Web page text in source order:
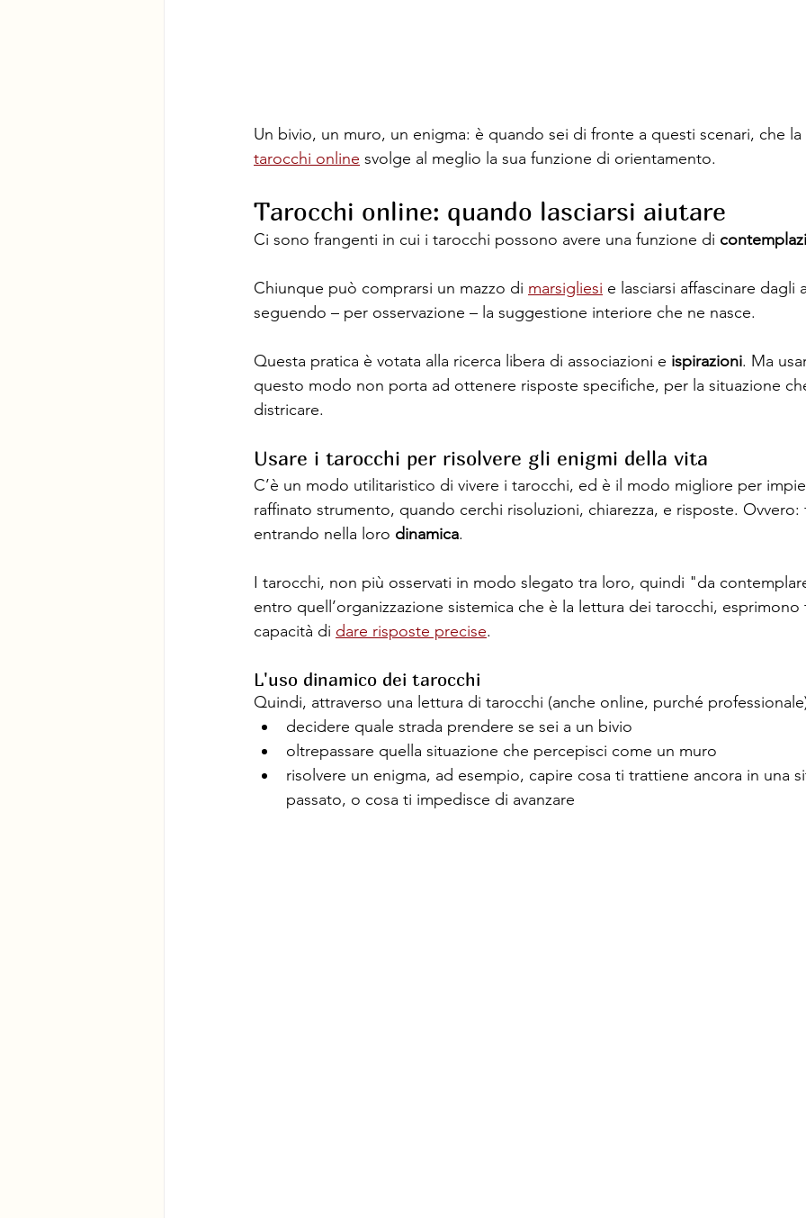
Un bivio, un muro, un enigma: è quando sei di fronte a questi scenari, che la
tarocchi online svolge al meglio la sua funzione di orientamento.
Tarocchi online: quando lasciarsi aiutare
Ci sono frangenti in cui i tarocchi possono avere una funzione di
Chiunque può comprarsi un mazzo di marsigliesi e lasciarsi affascinare dagli
seguendo – per osservazione – la suggestione interiore che ne nasce.
Questa pratica è votata alla ricerca libera di associazioni e ispirazioni. Ma
questo modo non porta ad ottenere risposte specifiche, per la situazione
districare.
Usare i tarocchi per risolvere gli enigmi della vita
C’è un modo utilitaristico di vivere i tarocchi, ed è il modo migliore per
raffinato strumento, quando cerchi risoluzioni, chiarezza, e risposte.
entrando nella loro dinamica.
I tarocchi, non più osservati in modo slegato tra loro, quindi "da
entro quell’organizzazione sistemica che è la lettura dei tarocchi,
capacità di dare risposte precise.
L'uso dinamico dei tarocchi
Quindi, attraverso una lettura di tarocchi (anche online, purché
decidere quale strada prendere se sei a un bivio
oltrepassare quella situazione che percepisci come un muro
risolvere un enigma, ad esempio, capire cosa ti trattiene ancora in una
passato, o cosa ti impedisce di avanzare